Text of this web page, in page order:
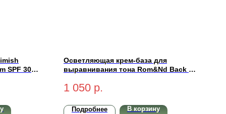
SPF 30
Осветляющая крем-база для
выравнивания тона Rom&Nd Back Me
1 050 р.
Подробнее В корзину